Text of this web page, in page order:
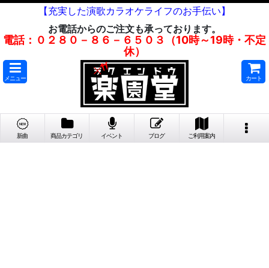
【充実した演歌カラオケライフのお手伝い】
お電話からのご注文も承っております。
電話：０２８０－８６－６５０３（10時～19時・不定
休）
メニュー カート
新曲 商品カテゴリ イベント ブログ ご利用案内